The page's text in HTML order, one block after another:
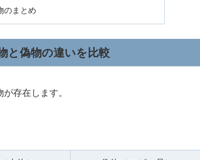
のまとめ
と偽物の違いを比較
存在します。